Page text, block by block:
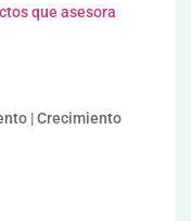
que asesora
| Crecimiento